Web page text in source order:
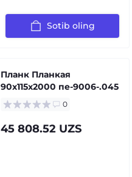
Sotib oling
Планк Планкая
90x115x2000 пе-9006-.045
0
45 808.52 UZS